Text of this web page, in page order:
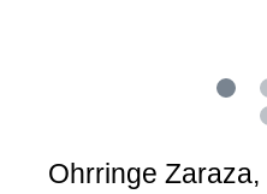
Ohrringe